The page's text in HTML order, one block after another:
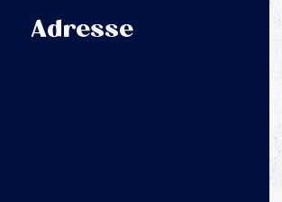
Adresse